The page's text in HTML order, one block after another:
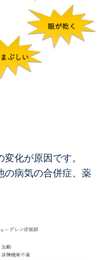
化が原因です。
の病気の合併症、薬